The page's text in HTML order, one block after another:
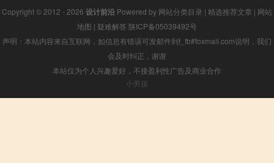
Copyright © 2012 - 2026 设计前沿 Powered by 网站分类目录 | 精选推荐文章 | 网站
地图 | 疑难解答 陕ICP备05039492号
声明：本站内容来自互联网，如信息有错误可发邮件到f_fb#foxmail.com说明，我们
会及时纠正，谢谢
本站仅为个人兴趣爱好，不接盈利性广告及商业合作
小男孩